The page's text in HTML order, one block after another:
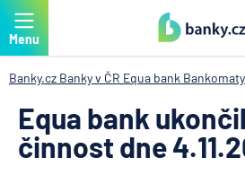
Menu
Banky.cz Banky v ČR Equa bank Bankomaty
Equa bank
činnost dne